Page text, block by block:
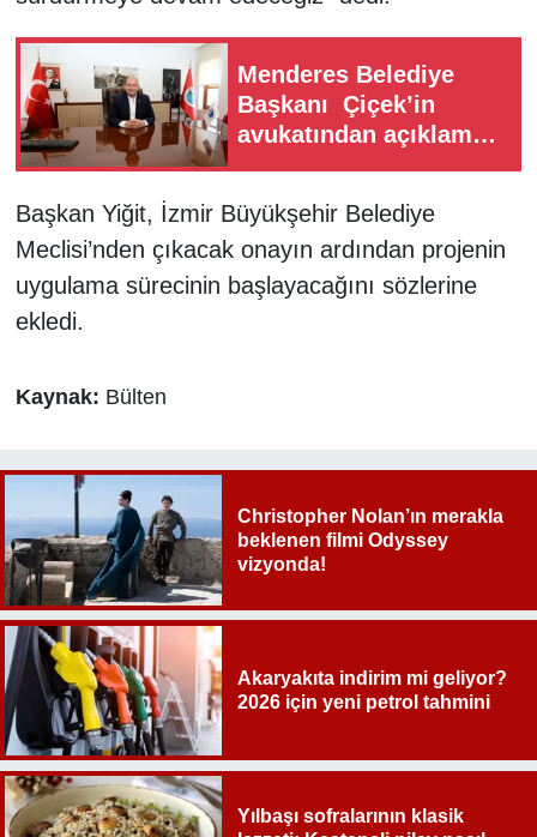
Menderes Belediye
Başkanı Çiçek’in
avukatından açıklama:
yönlendiriliyor
Başkan Yiğit, İzmir Büyükşehir Belediye
Meclisi’nden çıkacak onayın ardından projenin
uygulama sürecinin başlayacağını sözlerine
ekledi.
Kaynak: Bülten
Christopher Nolan’ın merakla
beklenen filmi Odyssey
vizyonda!
Akaryakıta indirim mi geliyor?
2026 için yeni petrol tahmini
Yılbaşı sofralarının klasik